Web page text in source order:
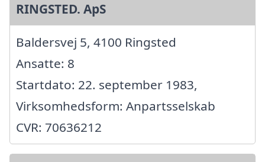
RINGSTED. ApS
Baldersvej 5, 4100 Ringsted
Ansatte: 8
Startdato: 22. september 1983,
Virksomhedsform: Anpartsselskab
CVR: 70636212